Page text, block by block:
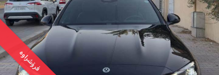
فرۆشراوە